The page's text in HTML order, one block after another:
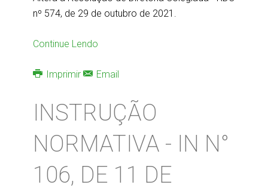
nº 574, de 29 de outubro de 2021.
Continue Lendo
Imprimir Email
INSTRUÇÃO
NORMATIVA - IN N°
106, DE 11 DE